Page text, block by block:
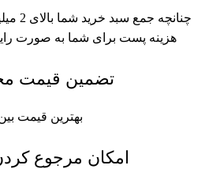
هزینه پست برای شما به صورت
تضمین قیمت
بهترین قیمت
امکان مرجوع